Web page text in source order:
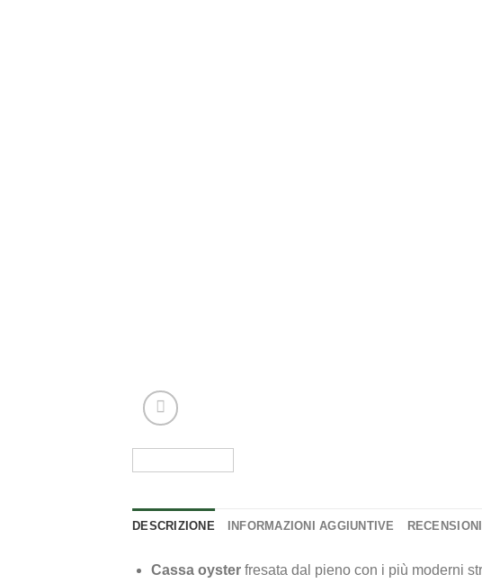
DESCRIZIONE INFORMAZIONI AGGIUNTIVE
Cassa oyster fresata dal pieno con i più moderni